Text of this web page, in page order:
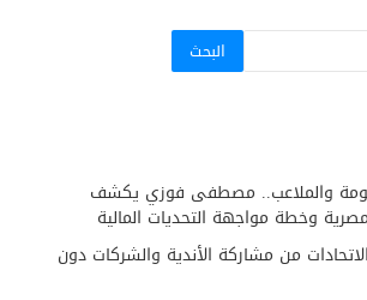
البحث
والملاعب.. مصطفى فوزي يكشف
وخطة مواجهة التحديات المالية
من مشاركة الأندية والشركات دون